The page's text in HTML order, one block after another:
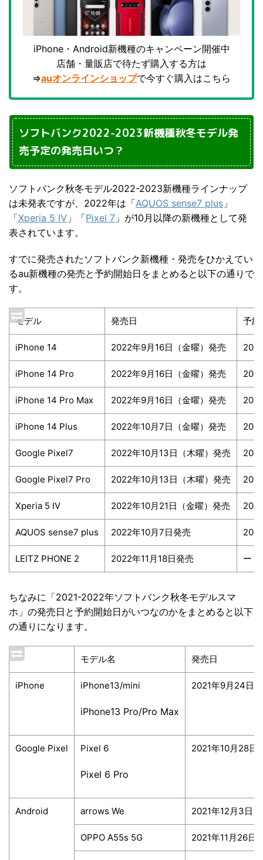
iPhone・Android新機種のキャンペーン開催中
店舗・量販店で待たず購入する方は
⇒auオンラインショップで今すぐ購入はこちら
ソフトバンク2022-2023新機種秋冬モデル発
売予定の発売日いつ？
ソフトバンク秋冬モデル2022-2023新機種ラインナップ
は未発表ですが、2022年は「AQUOS sense7 plus 」
「Xperia 5 Ⅳ 」「Pixel 7 」が10月以降の新機種として発
表されています。
すでに発売されたソフトバンク新機種・発売をひかえてい
るau新機種の発売と予約開始日をまとめると以下の通りで
す。
モデル 発売日 予約
iPhone 14 2022年9月16日（金曜）発売
iPhone 14 Pro 2022年9月16日（金曜）発売
iPhone 14 Pro Max 2022年9月16日（金曜）発売
iPhone 14 Plus 2022年10月7日（金曜）発売
Google Pixel7 2022年10月13日（木曜）発売
Google Pixel7 Pro 2022年10月13日（木曜）発売
Xperia 5 IV 2022年10月21日（金曜）発売
AQUOS sense7 plus 2022年10月7日発売
LEITZ PHONE 2 2022年11月18日発売 ー
ちなみに「2021-2022年ソフトバンク秋冬モデルスマ
ホ」の発売日と予約開始日がいつなのかをまとめると以下
の通りになります。
モデル名 発売日
iPhone iPhone13/mini
iPhone13 Pro/Pro Max
2021年9月24日
Google Pixel Pixel 6
Pixel 6 Pro
2021年10月28日
Android arrows We 2021年12月3日
OPPO A55s 5G 2021年11月26日